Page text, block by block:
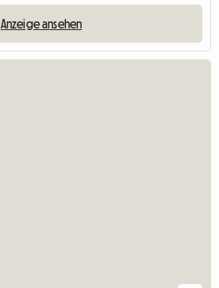
Anzeige ansehen